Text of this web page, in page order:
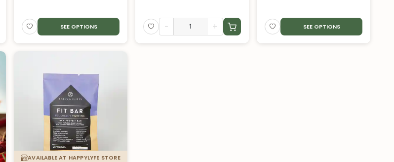
SEE OPTIONS - + SEE OPTIONS
AVAILABLE AT HAPPYLYFE STORE